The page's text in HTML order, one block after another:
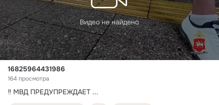
Видео не найдено
16825964431986
164 просмотра
‼ МВД ПРЕДУПРЕЖДАЕТ ...